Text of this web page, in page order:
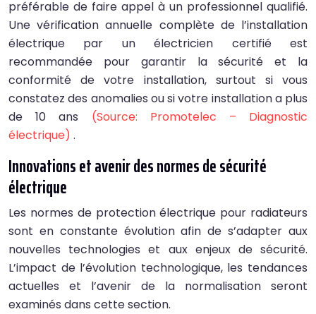
préférable de faire appel à un professionnel qualifié.
Une vérification annuelle complète de l’installation
électrique par un électricien certifié est
recommandée pour garantir la sécurité et la
conformité de votre installation, surtout si vous
constatez des anomalies ou si votre installation a plus
de 10 ans (Source: Promotelec – Diagnostic
électrique) .
Innovations et avenir des normes de sécurité
électrique
Les normes de protection électrique pour radiateurs
sont en constante évolution afin de s’adapter aux
nouvelles technologies et aux enjeux de sécurité.
L’impact de l’évolution technologique, les tendances
actuelles et l’avenir de la normalisation seront
examinés dans cette section.